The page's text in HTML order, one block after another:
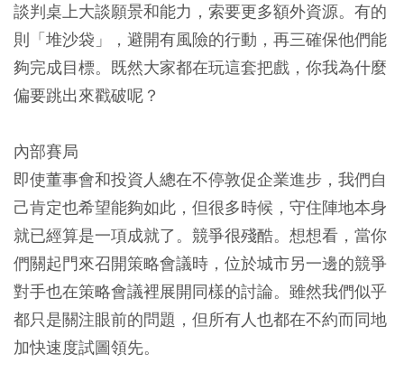
談判桌上大談願景和能力，索要更多額外資源。有的
則「堆沙袋」，避開有風險的行動，再三確保他們能
夠完成目標。既然大家都在玩這套把戲，你我為什麼
偏要跳出來戳破呢？
內部賽局
即使董事會和投資人總在不停敦促企業進步，我們自
己肯定也希望能夠如此，但很多時候，守住陣地本身
就已經算是一項成就了。競爭很殘酷。想想看，當你
們關起門來召開策略會議時，位於城市另一邊的競爭
對手也在策略會議裡展開同樣的討論。雖然我們似乎
都只是關注眼前的問題，但所有人也都在不約而同地
加快速度試圖領先。